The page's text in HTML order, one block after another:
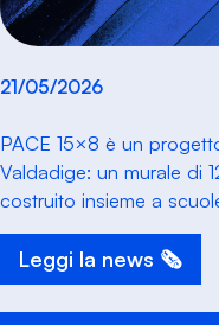
21/05/2026
PACE 15×8 è un
Valdadige: un murale di
costruito insieme a
Leggi la news 🗞️